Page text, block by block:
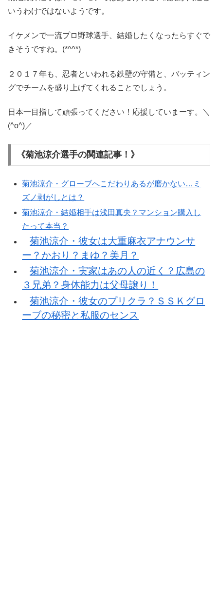
いうわけではないようです。
イケメンで一流プロ野球選手、結婚したくなったらすぐで
きそうですね。(*^^*)
２０１７年も、忍者といわれる鉄壁の守備と、バッティン
グでチームを盛り上げてくれることでしょう。
日本一目指して頑張ってください！応援していまーす。＼
(^o^)／
《菊池涼介選手の関連記事！》
菊池涼介・グローブへこだわりあるが磨かない…ミ
ズノ剥がしとは？
菊池涼介・結婚相手は浅田真央？マンション購入し
たって本当？
菊池涼介・彼女は大重麻衣アナウンサ
ー？かおり？まゆ？美月？
菊池涼介・実家はあの人の近く？広島の
３兄弟？身体能力は父母譲り！
菊池涼介・彼女のプリクラ？ＳＳＫグロ
ーブの秘密と私服のセンス